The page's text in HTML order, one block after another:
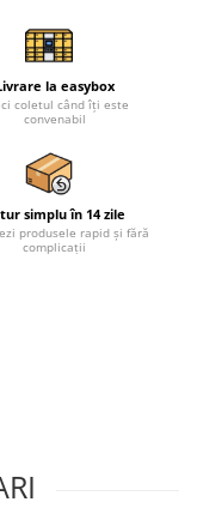
la easybox
coletul când îți este
convenabil
simplu în 14 zile
produsele rapid și fără
complicații